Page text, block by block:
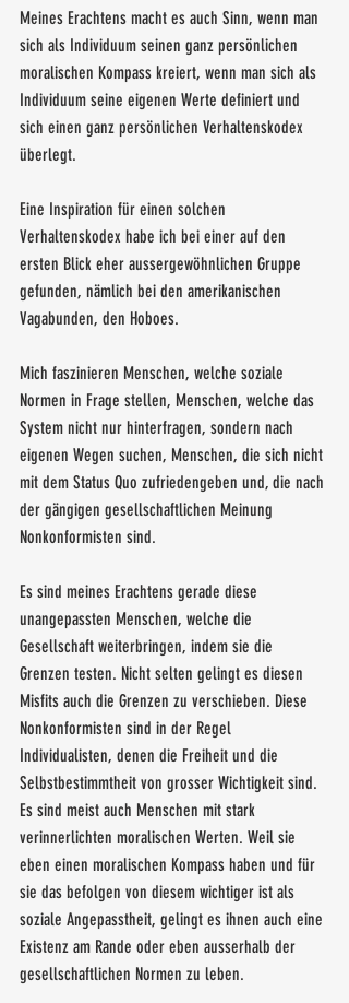
Meines Erachtens macht es auch Sinn, wenn man
sich als Individuum seinen ganz persönlichen
moralischen Kompass kreiert, wenn man sich als
Individuum seine eigenen Werte definiert und
sich einen ganz persönlichen Verhaltenskodex
überlegt.
Eine Inspiration für einen solchen
Verhaltenskodex habe ich bei einer auf den
ersten Blick eher aussergewöhnlichen Gruppe
gefunden, nämlich bei den amerikanischen
Vagabunden, den Hoboes.
Mich faszinieren Menschen, welche soziale
Normen in Frage stellen, Menschen, welche das
System nicht nur hinterfragen, sondern nach
eigenen Wegen suchen, Menschen, die sich nicht
mit dem Status Quo zufriedengeben und, die nach
der gängigen gesellschaftlichen Meinung
Nonkonformisten sind.
Es sind meines Erachtens gerade diese
unangepassten Menschen, welche die
Gesellschaft weiterbringen, indem sie die
Grenzen testen. Nicht selten gelingt es diesen
Misfits auch die Grenzen zu verschieben. Diese
Nonkonformisten sind in der Regel
Individualisten, denen die Freiheit und die
Selbstbestimmtheit von grosser Wichtigkeit sind.
Es sind meist auch Menschen mit stark
verinnerlichten moralischen Werten. Weil sie
eben einen moralischen Kompass haben und für
sie das befolgen von diesem wichtiger ist als
soziale Angepasstheit, gelingt es ihnen auch eine
Existenz am Rande oder eben ausserhalb der
gesellschaftlichen Normen zu leben.